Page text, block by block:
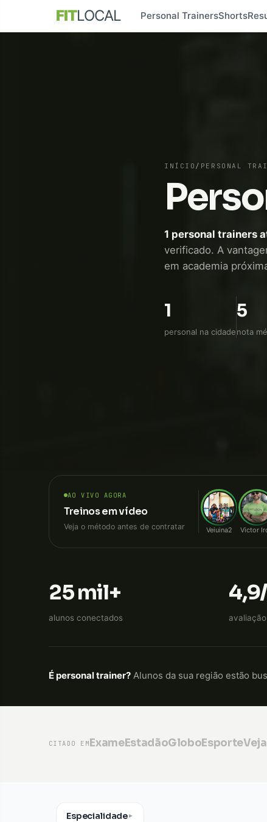
FITLOCAL Personal TrainersShorts
INÍCIO / PERSONAL
1 personal trainers
verificado. A
em academia
1
personal na cidade
5
nota
AO VIVO AGORA
Treinos em vídeo
Veja o método antes de contratar Veiuina2 Victor
25 mil+
alunos conectados
É personal trainer? Alunos da sua região estão
CITADO EM ExameEstadãoGloboEsporte
Especialidade▼